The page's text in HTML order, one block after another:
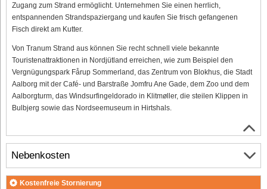
Zugang zum Strand ermöglicht. Unternehmen Sie einen herrlich,
entspannenden Strandspaziergang und kaufen Sie frisch gefangenen
Fisch direkt am Kutter.
Von Tranum Strand aus können Sie recht schnell viele bekannte
Touristenattraktionen in Nordjütland erreichen, wie zum Beispiel den
Vergnügungspark Fårup Sommerland, das Zentrum von Blokhus, die Stadt
Aalborg mit der Café- und Barstraße Jomfru Ane Gade, dem Zoo und dem
Aalborgturm, das Windsurfingeldorado in Klitmøller, die steilen Klippen in
Bulbjerg sowie das Nordseemuseum in Hirtshals.
Nebenkosten
Kostenfreie Stornierung